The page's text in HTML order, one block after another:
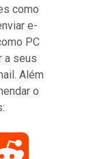
como
e-
PC
a seus
Além
o